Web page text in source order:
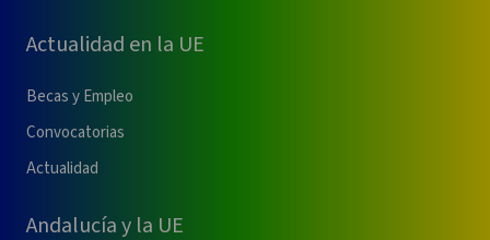
Actualidad en la UE
Becas y Empleo
Convocatorias
Actualidad
Andalucía y la UE